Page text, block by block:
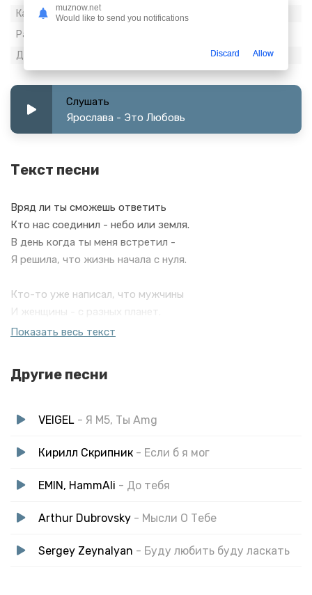
Качество:
320 kbps, Stereo
Размер:
Длительность:
Слушать
Ярослава - Это Любовь
Текст песни
Вряд ли ты сможешь ответить
Кто нас соединил - небо или земля.
В день когда ты меня встретил -
Я решила, что жизнь начала с нуля.
Кто-то уже написал, что мужчины
И женщины - с разных планет.
Только ближе тебя и дороже тебя
А мы взлетаем высоко, что рукой не достать.
Показать весь текст
Другие песни
VEIGEL - Я М5, Ты Amg
Кирилл Скрипник - Если б я мог
EMIN, HammAli - До тебя
Arthur Dubrovsky - Мысли О Тебе
Sergey Zeynalyan - Буду любить буду ласкать
muznow.net
Would like to send you notifications
Discard Allow